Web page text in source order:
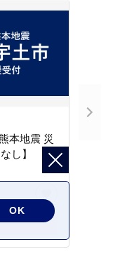
本地震 災
し】
OK